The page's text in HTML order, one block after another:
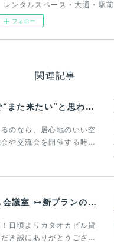
レンタルスペース・大通・駅前
フォロー
関連記事
勉強会・交流会で“また来たい”と思われる貸し会議室の条件とは？
のなら、居心地のいい空
や交流会を開催する時…
カタオカビル貸し会議室 ⊶新プランのご案内⊶
日頃よりカタオカビル貸
き誠にありがとうござ…